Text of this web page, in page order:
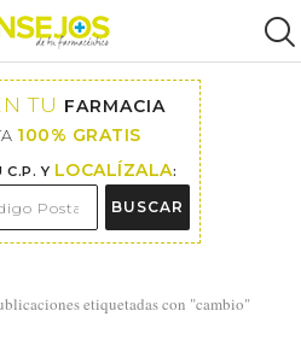
TU FARMACIA
100% GRATIS
C.P. Y LOCALÍZALA:
BUSCAR
etiquetadas con "cambio"